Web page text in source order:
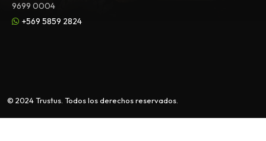
9699 0004
+569 5859 2824
© 2024 Trustus. Todos los derechos reservados.